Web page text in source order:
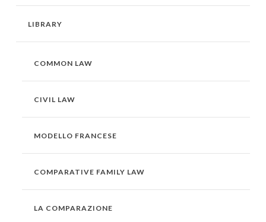
LIBRARY
COMMON LAW
CIVIL LAW
MODELLO FRANCESE
COMPARATIVE FAMILY LAW
LA COMPARAZIONE